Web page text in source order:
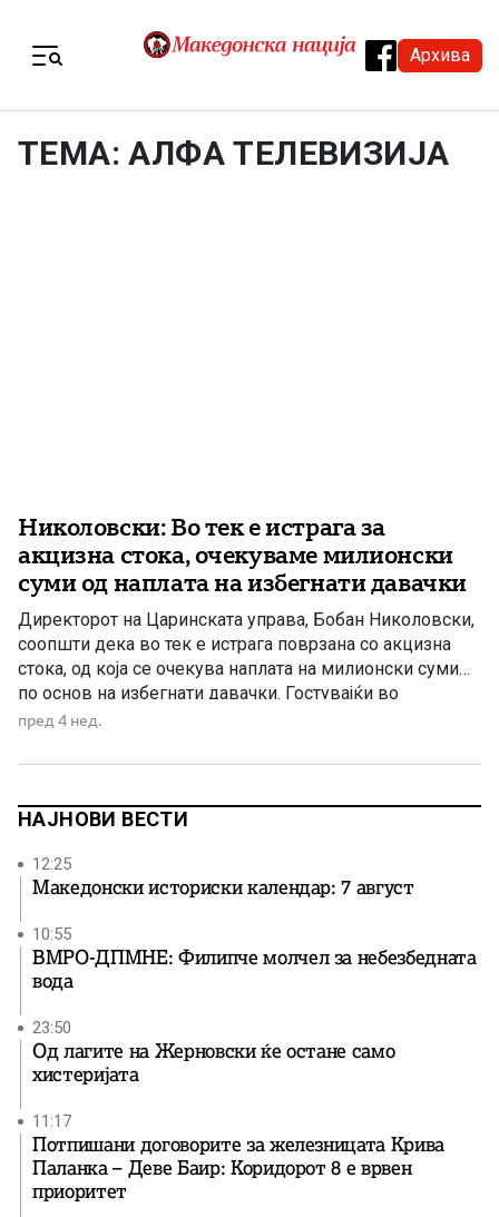
Архива
ТЕМА: АЛФА ТЕЛЕВИЗИЈА
Николовски: Во тек е истрага за
акцизна стока, очекуваме милионски
суми од наплата на избегнати давачки
Директорот на Царинската управа, Бобан Николовски,
соопшти дека во тек е истрага поврзана со акцизна
стока, од која се очекува наплата на милионски суми
по основ на избегнати давачки. Гостувајќи во
емисијата „За или против“ на телевизија Алфа,
целосна институционална поддршка да постапува по
пред 4 нед.
НАЈНОВИ ВЕСТИ
12:25
Македонски историски календар: 7 август
10:55
ВМРО-ДПМНЕ: Филипче молчел за небезбедната
вода
23:50
Од лагите на Жерновски ќе остане само
хистеријата
11:17
Потпишани договорите за железницата Крива
Паланка – Деве Баир: Коридорот 8 е врвен
приоритет